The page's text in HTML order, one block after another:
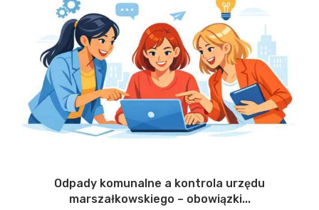
Odpady komunalne a kontrola urzędu
marszałkowskiego – obowiązki...